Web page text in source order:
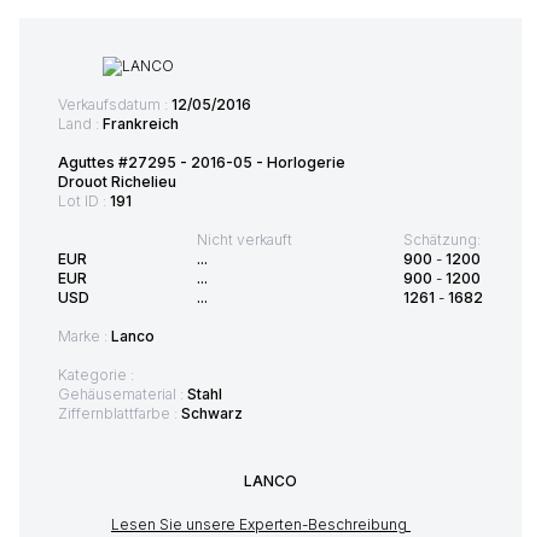
Verkaufsdatum : 12/05/2016
Land : Frankreich
Aguttes #27295 - 2016-05 - Horlogerie
Drouot Richelieu
Lot ID : 191
EUR
EUR
USD
Nicht verkauft
...
...
...
Schätzung:
900 - 1200
900 - 1200
1261 - 1682
Marke : Lanco
Kategorie :
Gehäusematerial : Stahl
Ziffernblattfarbe : Schwarz
LANCO
Lesen Sie unsere Experten-Beschreibung